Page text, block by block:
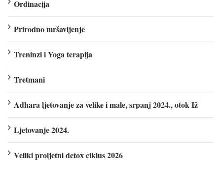
Ordinacija
Prirodno mršavljenje
Treninzi i Yoga terapija
Tretmani
Adhara ljetovanje za velike i male, srpanj 2024., otok Iž
Ljetovanje 2024.
Veliki proljetni detox ciklus 2026